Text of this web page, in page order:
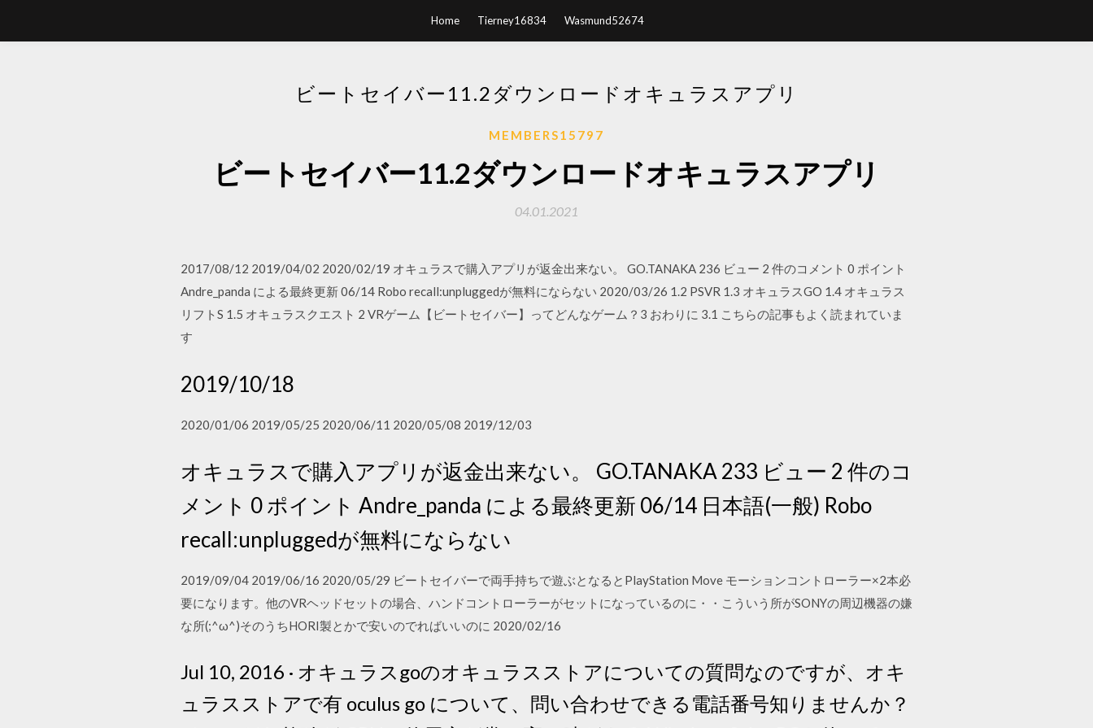
Home Tierney16834 Wasmund52674
ビートセイバー11.2ダウンロードオキュラスアプリ
MEMBERS15797
ビートセイバー11.2ダウンロードオキュラスアプリ
04.01.2021
2017/08/12 2019/04/02 2020/02/19 オキュラスで購入アプリが返金出来ない。 GO.TANAKA 236 ビュー 2 件のコメント 0 ポイント
Andre_panda による最終更新 06/14 Robo recall:unpluggedが無料にならない 2020/03/26 1.2 PSVR 1.3 オキュラスGO 1.4 オキュラス
リフトS 1.5 オキュラスクエスト 2 VRゲーム【ビートセイバー】ってどんなゲーム？3 おわりに 3.1 こちらの記事もよく読まれていま
す
2019/10/18
2020/01/06 2019/05/25 2020/06/11 2020/05/08 2019/12/03
オキュラスで購入アプリが返金出来ない。 GO.TANAKA 233 ビュー 2 件のコ
メント 0 ポイント Andre_panda による最終更新 06/14 日本語(一般) Robo
recall:unpluggedが無料にならない
2019/09/04 2019/06/16 2020/05/29 ビートセイバーで両手持ちで遊ぶとなるとPlayStation Move モーションコントローラー×2本必
要になります。他のVRヘッドセットの場合、ハンドコントローラーがセットになっているのに・・こういう所がSONYの周辺機器の嫌
な所(;^ω^)そのうちHORI製とかで安いのでればいいのに 2020/02/16
Jul 10, 2016 · オキュラスgoのオキュラスストアについての質問なのですが、オキ
ュラスストアで有 oculus go について、問い合わせできる電話番号知りませんか？